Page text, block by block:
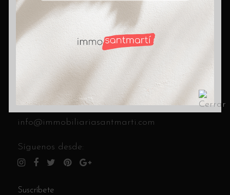
+ 14 Años Vendiendo Hogares. Honestidad,
compromiso y pasión. Rompemos mitos,
porque aquí somos agentes con corazón.
C/ Cantabria 8 (esquina C/ Andrade)
info@immobiliariasantmarti.com
Síguenos desde:
Suscríbete